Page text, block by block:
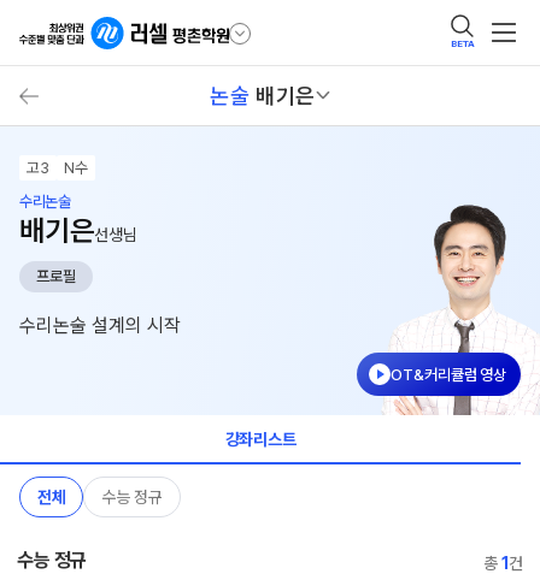
BETA
논술 배기은
고3
N수
수리논술
배기은선생님
프로필
수리논술 설계의 시작
OT&커리큘럼 영상
강좌리스트
전체 수능 정규
수능 정규 총1 건